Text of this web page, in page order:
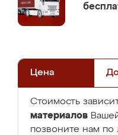
Цена
Стоимость
материалов
позвоните нам